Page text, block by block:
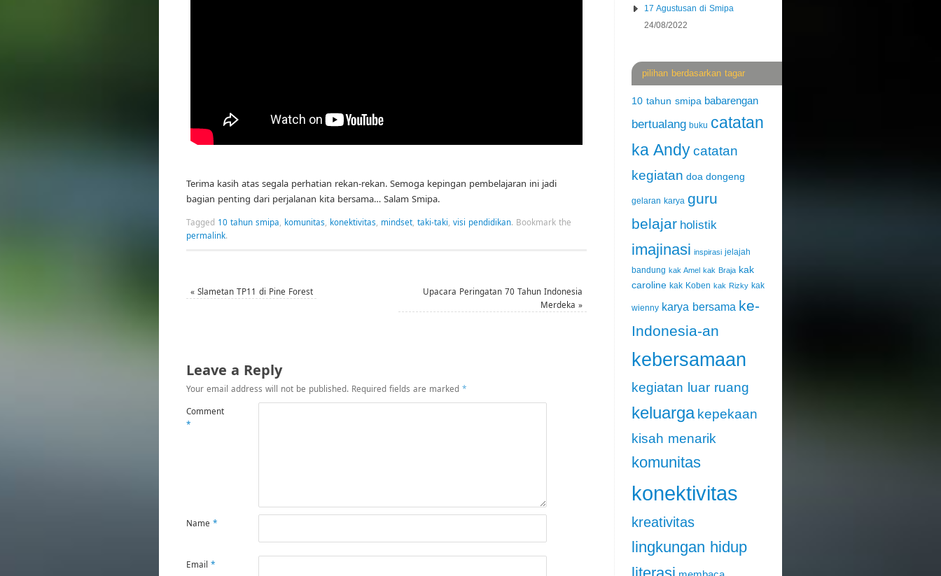
Terima kasih atas segala perhatian rekan-rekan. Semoga kepingan pembelajaran ini jadi
bagian penting dari perjalanan kita bersama… Salam Smipa.
Tagged 10 tahun smipa komunitas konektivitas mindset taki-taki visi pendidikan. Bookmark the
permalink.
«Slametan TP11 di Pine Forest
Upacara Peringatan 70 Tahun Indonesia
Merdeka»
Leave a Reply
Your email address will not be published. Required fields are marked *
Comment
*
Name *
Email *
17 Agustusan di Smipa
24/08/2022
pilihan berdasarkan tagar
10 tahun smipa babarengan
bertualang buku catatan
ka Andycatatan
kegiatan doa dongeng
gelaran karya guru
belajar holistik
imajinasi inspirasi jelajah
bandung kak Amel kak Braja kak
caroline kak Koben kak Rizky kak
wienny karya bersama ke-
Indonesia-an
kebersamaan
kegiatan luar ruang
keluarga kepekaan
kisah menarik
komunitas
konektivitas
kreativitas
lingkungan hidup